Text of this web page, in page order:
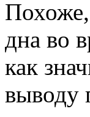
дна во
как
выводу